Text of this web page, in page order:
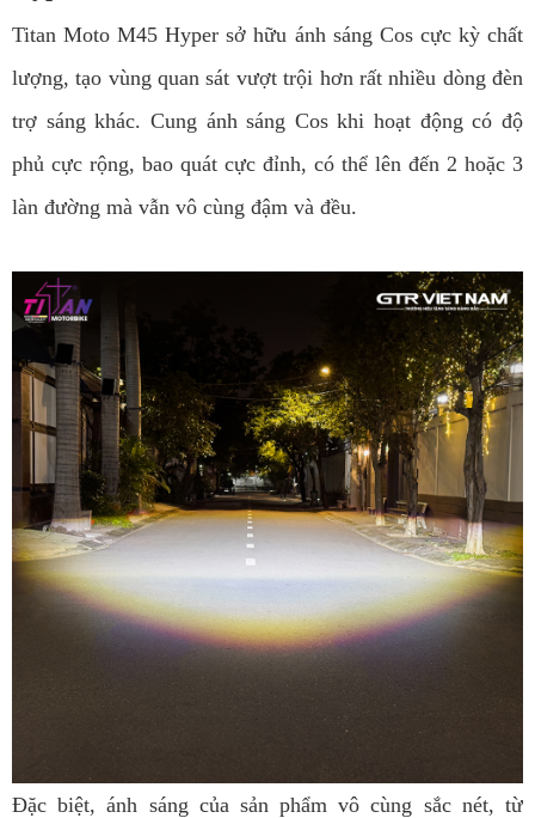
Titan Moto M45 Hyper sở hữu ánh sáng Cos cực kỳ chất
lượng, tạo vùng quan sát vượt trội hơn rất nhiều dòng đèn
trợ sáng khác. Cung ánh sáng Cos khi hoạt động có độ
phủ cực rộng, bao quát cực đỉnh, có thể lên đến 2 hoặc 3
làn đường mà vẫn vô cùng đậm và đều.
Đặc biệt, ánh sáng của sản phẩm vô cùng sắc nét, từ